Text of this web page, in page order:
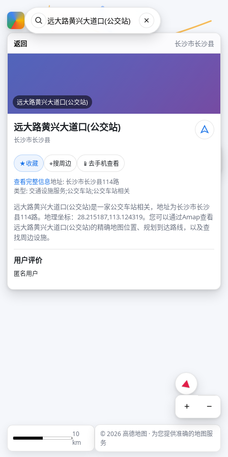
返回 长沙市长沙县
远大路黄兴大道口(公交站)
远大路黄兴大道口(公交站)
长沙市长沙县
★收藏 ⌖搜周边 📱 去手机查看
查看完整信息地址: 长沙市长沙县114路
类型: 交通设施服务;公交车站;公交车站相关
远大路黄兴大道口(公交站)是一家公交车站相关，地址为长沙市长沙
县114路。地理坐标：28.215187,113.124319。您可以通过Amap查看
远大路黄兴大道口(公交站)的精确地图位置、规划到达路线，以及查
找周边设施。
用户评价
匿名用户
+ −
10
km
© 2026 高德地图 · 为您提供准确的地图服
务